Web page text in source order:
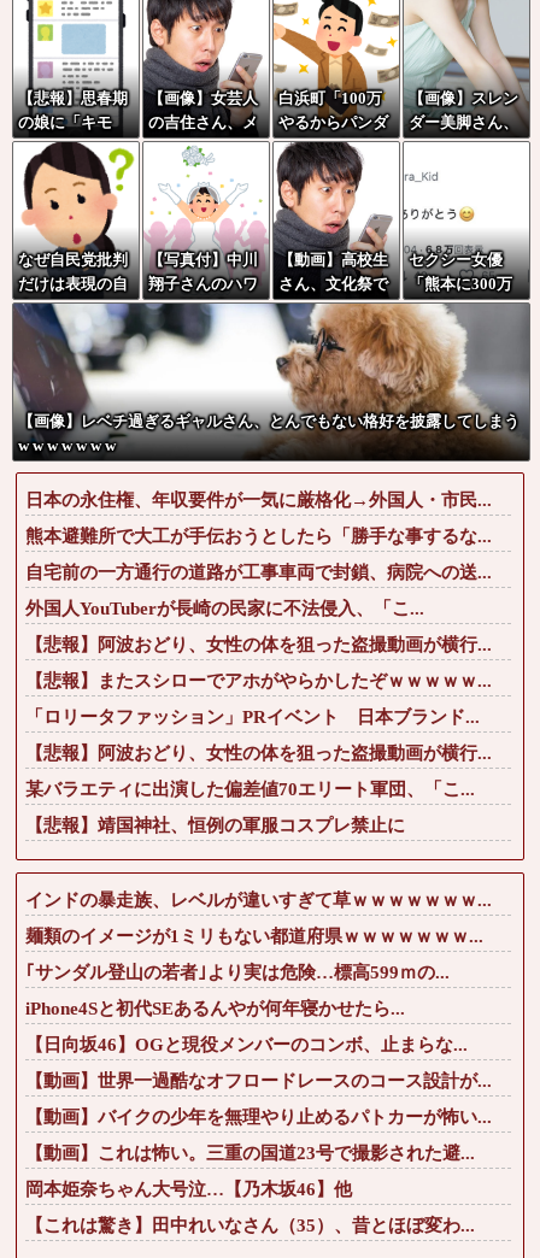
【悲報】思春期
の娘に「キモ
ッ」と言われた
お父さん、グレ
るｗｗｗｗｗｗ
ｗ
【画像】女芸人
の吉住さん、メ
イクしたら普通
に美人の部類だ
った→ご覧くだ
さいw w w w w w
w w
白浜町「100万
やるからパンダ
に代わる観光資
源考えて」
【画像】スレン
ダー美脚さん、
とんでもないダ
ンスを披露して
www
なぜ自民党批判
だけは表現の自
由ではないのか
【写真付】中川
翔子さんのハワ
イの結婚式、何
故か旦那がいな
い
【動画】高校生
さん、文化祭で
コーヒーカップ
を作って大盛り
あがり←なんか
どっかで見たこ
とあると話題に
セクシー女優
「熊本に300万
円寄付します」
彡(^)(^)「汚い
金ありがとうや
で」→
【画像】レベチ過ぎるギャルさん、とんでもない格好を披露してしまう
w w w w w w w
日本の永住権、年収要件が一気に厳格化→外国人・市民...
熊本避難所で大工が手伝おうとしたら「勝手な事するな...
自宅前の一方通行の道路が工事車両で封鎖、病院への送...
外国人YouTuberが長崎の民家に不法侵入、「こ...
【悲報】阿波おどり、女性の体を狙った盗撮動画が横行...
【悲報】またスシローでアホがやらかしたぞｗｗｗｗｗ...
「ロリータファッション」PRイベント 日本ブランド...
【悲報】阿波おどり、女性の体を狙った盗撮動画が横行...
某バラエティに出演した偏差値70エリート軍団、「こ...
【悲報】靖国神社、恒例の軍服コスプレ禁止に
インドの暴走族、レベルが違いすぎて草ｗｗｗｗｗｗｗ...
麺類のイメージが1ミリもない都道府県ｗｗｗｗｗｗｗ...
｢サンダル登山の若者｣より実は危険…標高599ｍの...
iPhone4Sと初代SEあるんやが何年寝かせたら...
【日向坂46】OGと現役メンバーのコンボ、止まらな...
【動画】世界一過酷なオフロードレースのコース設計が...
【動画】バイクの少年を無理やり止めるパトカーが怖い...
【動画】これは怖い。三重の国道23号で撮影された避...
岡本姫奈ちゃん大号泣…【乃木坂46】他
【これは驚き】田中れいなさん（35）、昔とほぼ変わ...